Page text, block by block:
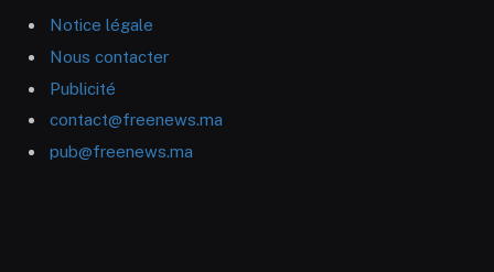
Notice légale
Nous contacter
Publicité
contact@freenews.ma
pub@freenews.ma